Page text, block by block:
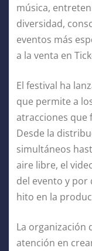
música,
diversidad,
eventos más
a la venta en
El festival ha
que permite a
atracciones que
Desde la
simultáneos
aire libre, el
del evento y por
hito en la
La organización
atención en